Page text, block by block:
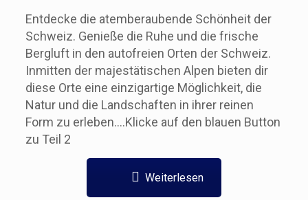
Entdecke die atemberaubende Schönheit der
Schweiz. Genieße die Ruhe und die frische
Bergluft in den autofreien Orten der Schweiz.
Inmitten der majestätischen Alpen bieten dir
diese Orte eine einzigartige Möglichkeit, die
Natur und die Landschaften in ihrer reinen
Form zu erleben….Klicke auf den blauen Button
zu Teil 2
Weiterlesen